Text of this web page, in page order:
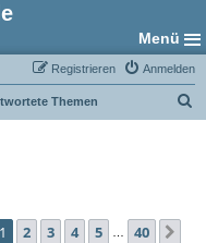
Menü
Anmelden
Registrieren
Themen
1von 40
1 2 3 4 5 40